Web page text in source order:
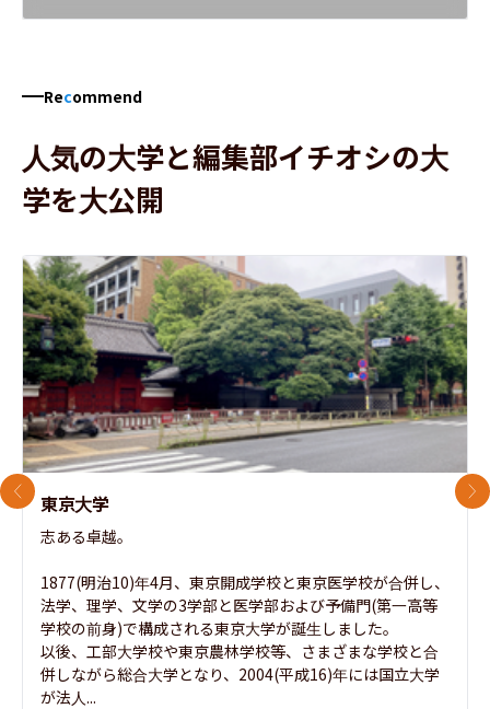
Recommend
人気の大学と編集部イチオシの大
学を大公開
東京大学
志ある卓越。
1877(明治10)年4月、東京開成学校と東京医学校が合併し、
法学、理学、文学の3学部と医学部および予備門(第一高等
学校の前身)で構成される東京大学が誕生しました。
以後、工部大学校や東京農林学校等、さまざまな学校と合
併しながら総合大学となり、2004(平成16)年には国立大学
が法人...
前のスライド 次